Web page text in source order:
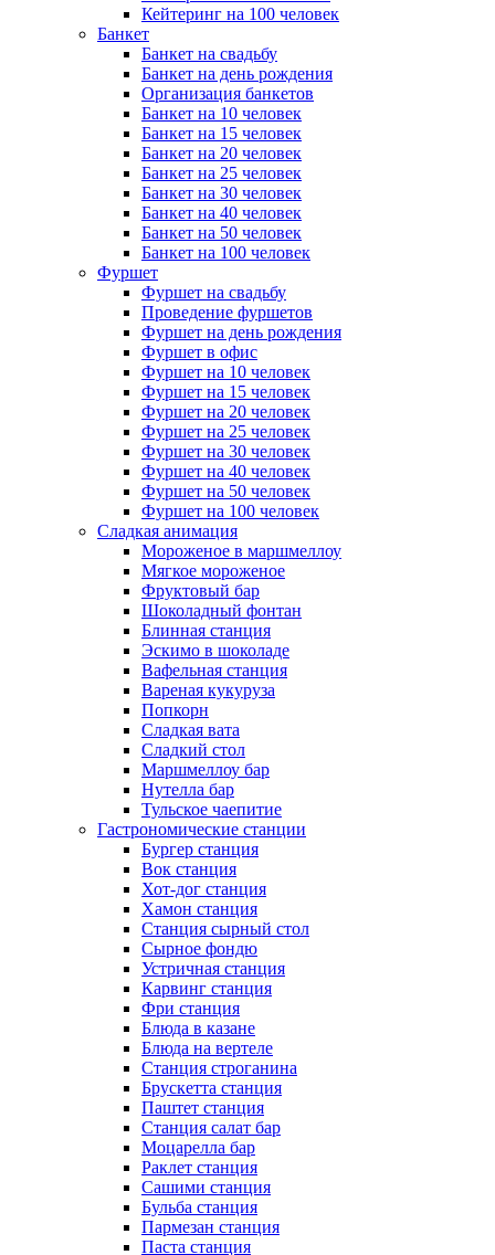
Кейтеринг на 100 человек
Банкет
Банкет на свадьбу
Банкет на день рождения
Организация банкетов
Банкет на 10 человек
Банкет на 15 человек
Банкет на 20 человек
Банкет на 25 человек
Банкет на 30 человек
Банкет на 40 человек
Банкет на 50 человек
Банкет на 100 человек
Фуршет
Фуршет на свадьбу
Проведение фуршетов
Фуршет на день рождения
Фуршет в офис
Фуршет на 10 человек
Фуршет на 15 человек
Фуршет на 20 человек
Фуршет на 25 человек
Фуршет на 30 человек
Фуршет на 40 человек
Фуршет на 50 человек
Фуршет на 100 человек
Сладкая анимация
Мороженое в маршмеллоу
Мягкое мороженое
Фруктовый бар
Шоколадный фонтан
Блинная станция
Эскимо в шоколаде
Вафельная станция
Вареная кукуруза
Попкорн
Сладкая вата
Сладкий стол
Маршмеллоу бар
Нутелла бар
Тульское чаепитие
Гастрономические станции
Бургер станция
Вок станция
Хот-дог станция
Хамон станция
Станция сырный стол
Сырное фондю
Устричная станция
Карвинг станция
Фри станция
Блюда в казане
Блюда на вертеле
Станция строганина
Брускетта станция
Паштет станция
Станция салат бар
Моцарелла бар
Раклет станция
Сашими станция
Бульба станция
Пармезан станция
Паста станция